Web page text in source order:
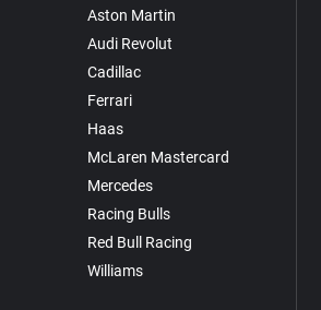
Aston Martin
Audi Revolut
Cadillac
Ferrari
Haas
McLaren Mastercard
Mercedes
Racing Bulls
Red Bull Racing
Williams